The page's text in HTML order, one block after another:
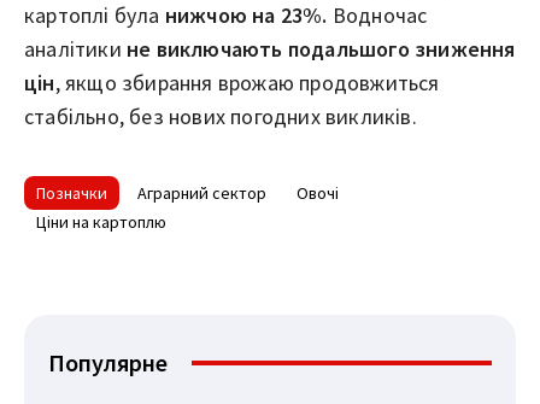
картоплі була нижчою на 23%. Водночас
аналітики не виключають подальшого зниження
цін, якщо збирання врожаю продовжиться
стабільно, без нових погодних викликів.
Позначки Аграрний сектор
Овочі
Ціни на картоплю
Популярне